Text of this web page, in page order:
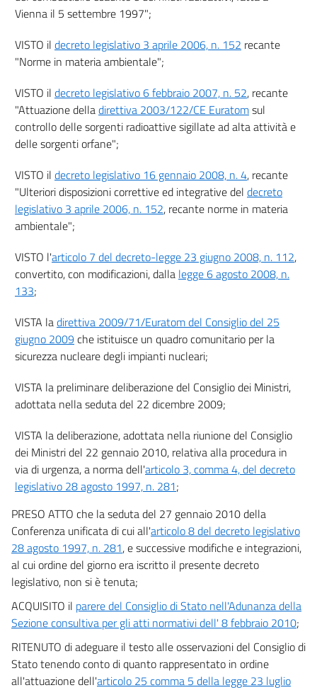
Vienna il 5 settembre 1997";
VISTO il decreto legislativo 3 aprile 2006, n. 152 recante
"Norme in materia ambientale";
VISTO il decreto legislativo 6 febbraio 2007, n. 52, recante
"Attuazione delladirettiva 2003/122/CE Euratomsul
controllo delle sorgenti radioattive sigillate ad alta attività e
delle sorgenti orfane";
VISTO il decreto legislativo 16 gennaio 2008, n. 4, recante
"Ulteriori disposizioni correttive ed integrative del decreto
legislativo 3 aprile 2006, n. 152, recante norme in materia
ambientale";
VISTO l'articolo 7 del decreto-legge 23 giugno 2008, n. 112,
convertito, con modificazioni, dalla legge 6 agosto 2008, n.
133;
VISTA ladirettiva 2009/71/Euratom del Consiglio del 25
giugno 2009 che istituisce un quadro comunitario per la
sicurezza nucleare degli impianti nucleari;
VISTA la preliminare deliberazione del Consiglio dei Ministri,
adottata nella seduta del 22 dicembre 2009;
VISTA la deliberazione, adottata nella riunione del Consiglio
dei Ministri del 22 gennaio 2010, relativa alla procedura in
via di urgenza, a norma dell'articolo 3, comma 4, del decreto
legislativo 28 agosto 1997, n. 281;
PRESO ATTO che la seduta del 27 gennaio 2010 della
Conferenza unificata di cui all'articolo 8 del decreto legislativo
28 agosto 1997, n. 281, e successive modifiche e integrazioni,
al cui ordine del giorno era iscritto il presente decreto
legislativo, non si è tenuta;
ACQUISITO il parere del Consiglio di Stato nell'Adunanza della
Sezione consultiva per gli atti normativi dell' 8 febbraio 2010;
RITENUTO di adeguare il testo alle osservazioni del Consiglio di
Stato tenendo conto di quanto rappresentato in ordine
all'attuazione dell'articolo 25 comma 5 della legge 23 luglio